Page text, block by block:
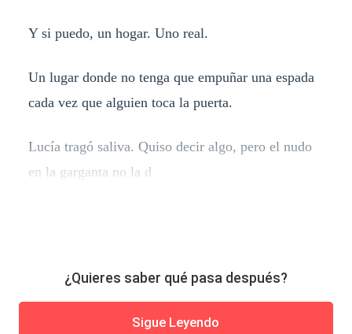
Y si puedo, un hogar. Uno real.
Un lugar donde no tenga que empuñar una espada
cada vez que alguien toca la puerta.
Lucía tragó saliva. Quiso decir algo, pero el nudo
en la garganta no la d
¿Quieres saber qué pasa después?
Sigue Leyendo